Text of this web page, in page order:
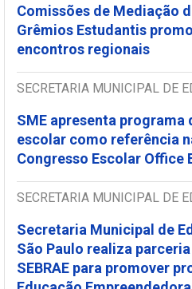
Comissões de Mediação
Grêmios Estudantis
encontros regionais
SECRETARIA MUNICIPAL DE
SME apresenta programa
escolar como referência
Congresso Escolar Office
SECRETARIA MUNICIPAL DE
Secretaria Municipal de
São Paulo realiza
SEBRAE para promover